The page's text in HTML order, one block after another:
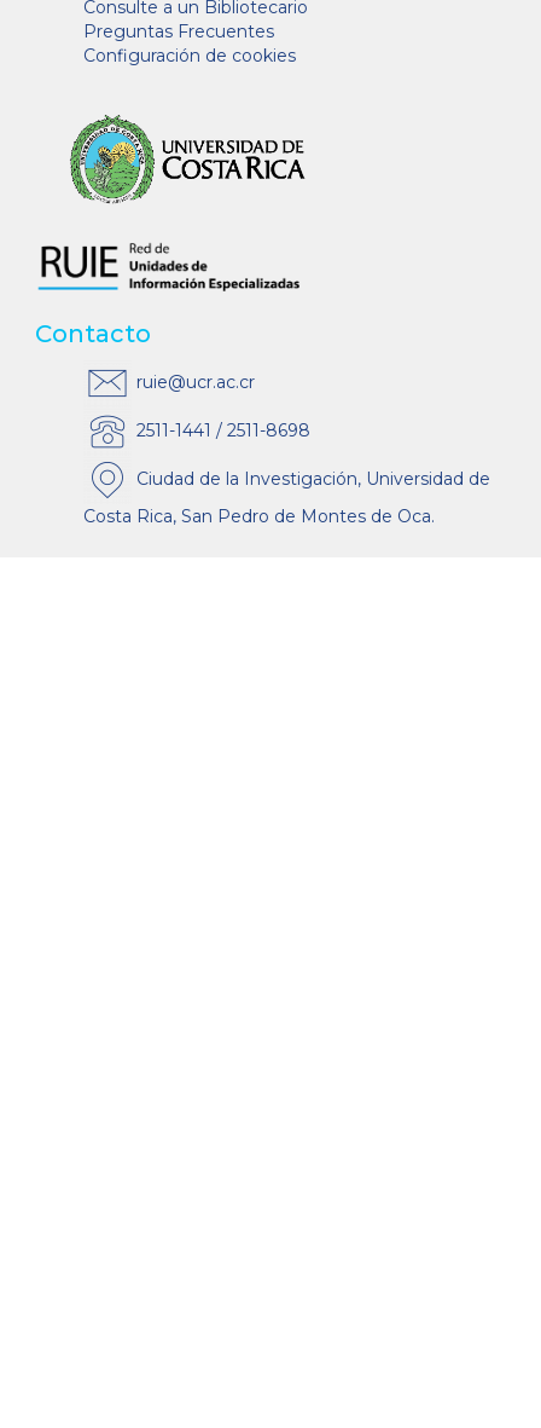
Consulte a un Bibliotecario
Preguntas Frecuentes
Configuración de cookies
Contacto
ruie@ucr.ac.cr
2511-1441 / 2511-8698
Ciudad de la Investigación, Universidad de
Costa Rica, San Pedro de Montes de Oca.